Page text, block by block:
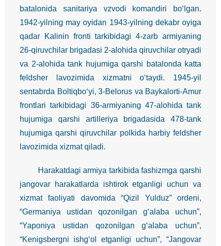
batalonida sanitariya vzvodi komandiri bo‘lgan.
1942-yilning may oyidan 1943-yilning dekabr oyiga
qadar Kalinin fronti tarkibidagi 4-zarb armiyaning
26-qiruvchilar brigadasi 2-alohida qiruvchilar otryadi
va 2-alohida tank hujumiga qarshi batalonda katta
feldsher lavozimida xizmatni o‘taydi. 1945-yil
sentabrda Boltiqbo‘yi, 3-Belorus va Baykalorti-Amur
frontlari tarkibidagi 36-armiyaning 47-alohida tank
hujumiga qarshi artilleriya brigadasida 478-tank
hujumiga qarshi qiruvchilar polkida harbiy feldsher
lavozimida xizmat qiladi.
Harakatdagi armiya tarkibida fashizmga qarshi
jangovar harakatlarda ishtirok etganligi uchun va
xizmat faoliyati davomida “Qizil Yulduz” ordeni,
“Germaniya ustidan qozonilgan g‘alaba uchun”,
“Yaponiya ustidan qozonilgan g‘alaba uchun”,
“Kenigsbergni ishg‘ol etganligi uchun”, “Jangovar